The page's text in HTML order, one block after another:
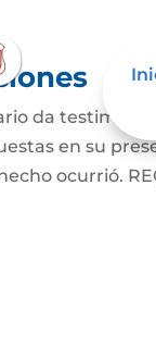
da
en su
ocurrió.